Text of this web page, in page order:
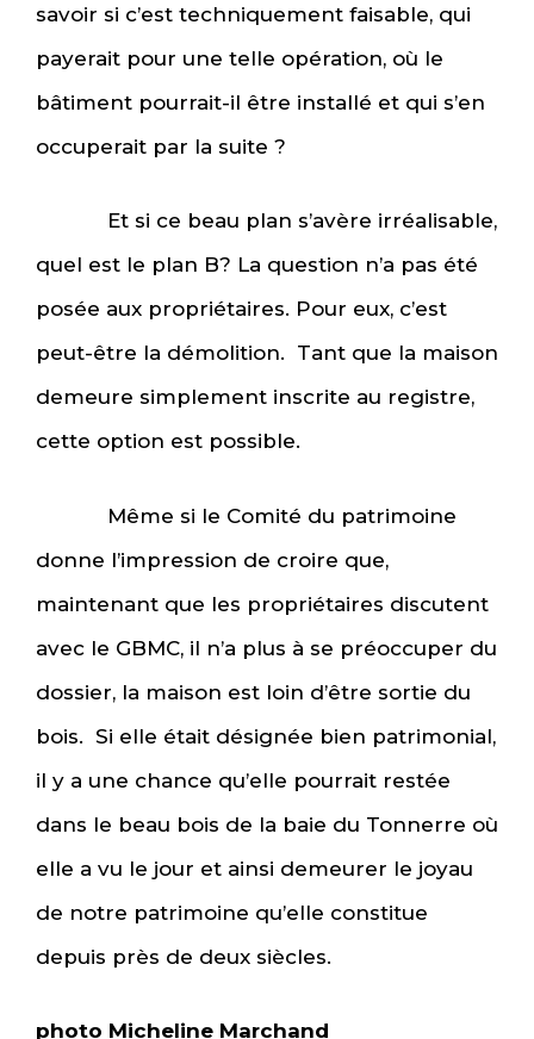
savoir si c’est techniquement faisable, qui
payerait pour une telle opération, où le
bâtiment pourrait-il être installé et qui s’en
occuperait par la suite ?
Et si ce beau plan s’avère irréalisable,
quel est le plan B? La question n’a pas été
posée aux propriétaires. Pour eux, c’est
peut-être la démolition. Tant que la maison
demeure simplement inscrite au registre,
cette option est possible.
Même si le Comité du patrimoine
donne l’impression de croire que,
maintenant que les propriétaires discutent
avec le GBMC, il n’a plus à se préoccuper du
dossier, la maison est loin d’être sortie du
bois. Si elle était désignée bien patrimonial,
il y a une chance qu’elle pourrait restée
dans le beau bois de la baie du Tonnerre où
elle a vu le jour et ainsi demeurer le joyau
de notre patrimoine qu’elle constitue
depuis près de deux siècles.
photo Micheline Marchand